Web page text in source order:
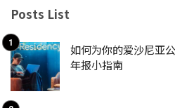
Posts List
如何为你的爱沙尼亚
年报小指南